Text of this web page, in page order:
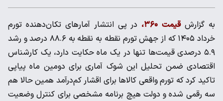
به گزارشقیمت ۳۶۰،
در پی انتشار آمار‌های تکان‌دهنده تورم
خرداد ۱۴۰۵ که از جهش تورم نقطه‌ به‌ نقطه به ۸۸.۶ درصد و رشد
۵.۹ درصدی قیمت‌ها تنها در یک ماه حکایت دارد، یک کارشناس
اقتصادی ضمن تحلیل این شوک آماری برای دومین ماه پیاپی
تاکید کرد که تورم واقعی کالا‌ها برای اقشار کم‌درآمد همین حالا هم
سه رقمی شده و دولت هیچ برنامه مشخصی برای کنترل وضعیت